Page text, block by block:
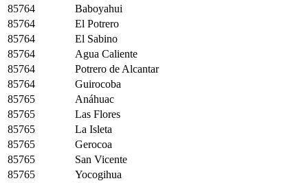
85764
Baboyahui
85764
El Potrero
85764
El Sabino
85764
Agua Caliente
85764
Potrero de Alcantar
85764
Guirocoba
85765
Anáhuac
85765
Las Flores
85765
La Isleta
85765
Gerocoa
85765
San Vicente
85765
Yocogihua